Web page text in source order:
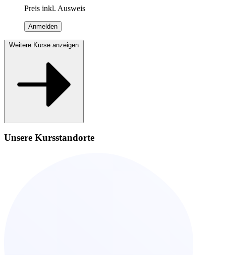
Preis inkl. Ausweis
Anmelden
Weitere Kurse anzeigen
Unsere Kursstandorte